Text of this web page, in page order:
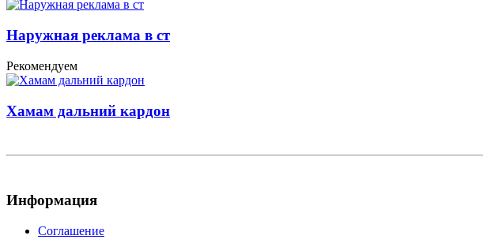
Наружная реклама в ст
Рекомендуем
Хамам дальний кардон
Информация
Соглашение